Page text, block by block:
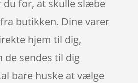
du for, at skulle slæbe
butikken. Dine varer
hjem til dig,
de sendes til dig
bare huske at vælge